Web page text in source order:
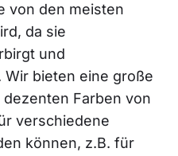
von den meisten
da sie
und
bieten eine große
Farben von
verschiedene
können, z.B. für